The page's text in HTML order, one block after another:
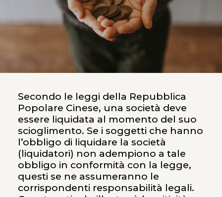
Secondo le leggi della Repubblica
Popolare Cinese, una società deve
essere liquidata al momento del suo
scioglimento. Se i soggetti che hanno
l’obbligo di liquidare la società
(liquidatori) non adempiono a tale
obbligo in conformità con la legge,
questi se ne assumeranno le
corrispondenti responsabilità legali.